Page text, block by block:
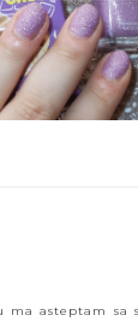
ma asteptam